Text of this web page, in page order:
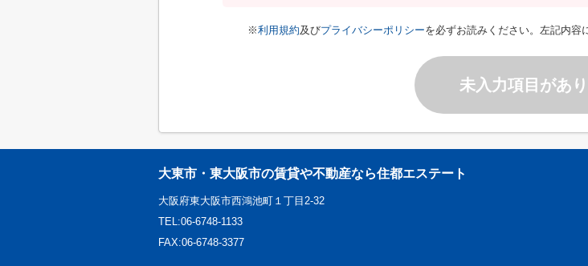
※利用規約及びプライバシーポリシーを必ずお読みください。左記内容
未入力項目があ
大東市・東大阪市の賃貸や不動産なら住都エステート
大阪府東大阪市西鴻池町１丁目2-32
TEL:06-6748-1133
FAX:06-6748-3377